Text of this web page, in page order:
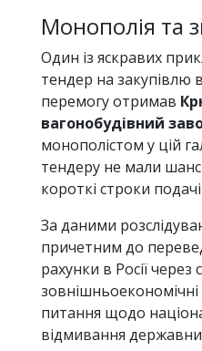
Монополія та
Один із яскравих
тендер на закупівлю
перемогу отримав
вагонобудівний
монополістом у цій
тендеру не мали
короткі строки
За даними
причетним до
рахунки в Росії через
питання щодо
відмивання